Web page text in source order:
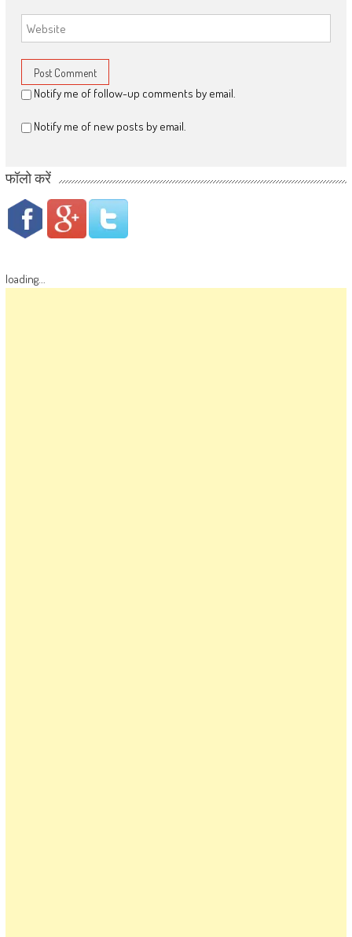
Notify me of follow-up comments by email.
Notify me of new posts by email.
फॉलो करें
loading...